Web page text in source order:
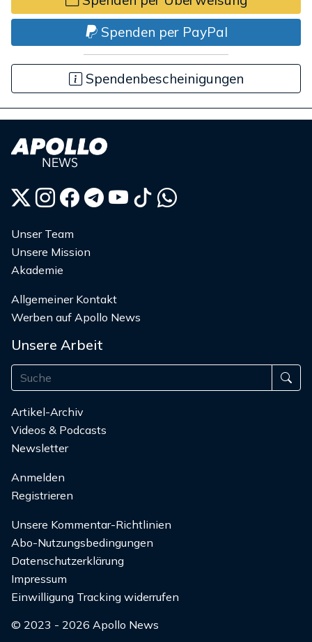
Spenden per PayPal
Spendenbescheinigungen
Unser Team
Unsere Mission
Akademie
Allgemeiner Kontakt
Werben auf Apollo News
Unsere Arbeit
Artikel-Archiv
Videos & Podcasts
Newsletter
Anmelden
Registrieren
Unsere Kommentar-Richtlinien
Abo-Nutzungsbedingungen
Datenschutzerklärung
Impressum
Einwilligung Tracking widerrufen
© 2023 - 2026 Apollo News